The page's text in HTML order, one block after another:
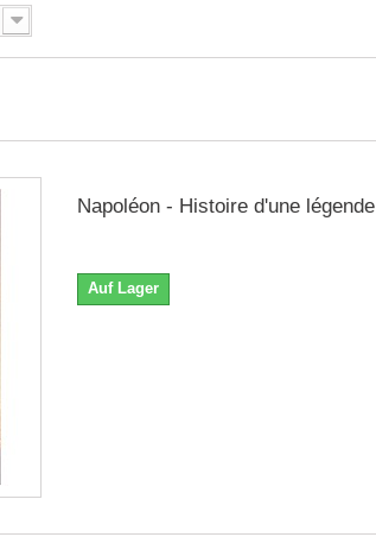
Napoléon - Histoire d'une légende
Auf Lager